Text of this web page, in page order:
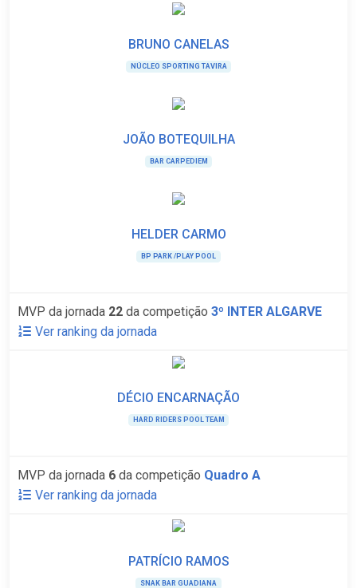
BRUNO CANELAS
NÚCLEO SPORTING TAVIRA
JOÃO BOTEQUILHA
BAR CARPEDIEM
HELDER CARMO
BP PARK /PLAY POOL
MVP da jornada 22 da competição 3º INTER ALGARVE
Ver ranking da jornada
DÉCIO ENCARNAÇÃO
HARD RIDERS POOL TEAM
MVP da jornada 6 da competição Quadro A
Ver ranking da jornada
PATRÍCIO RAMOS
SNAK BAR GUADIANA